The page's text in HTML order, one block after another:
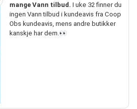
mange Vann tilbud. I uke 32 finner du
ingen Vann tilbud i kundeavis fra Coop
Obs kundeavis, mens andre butikker
kanskje har dem.👀